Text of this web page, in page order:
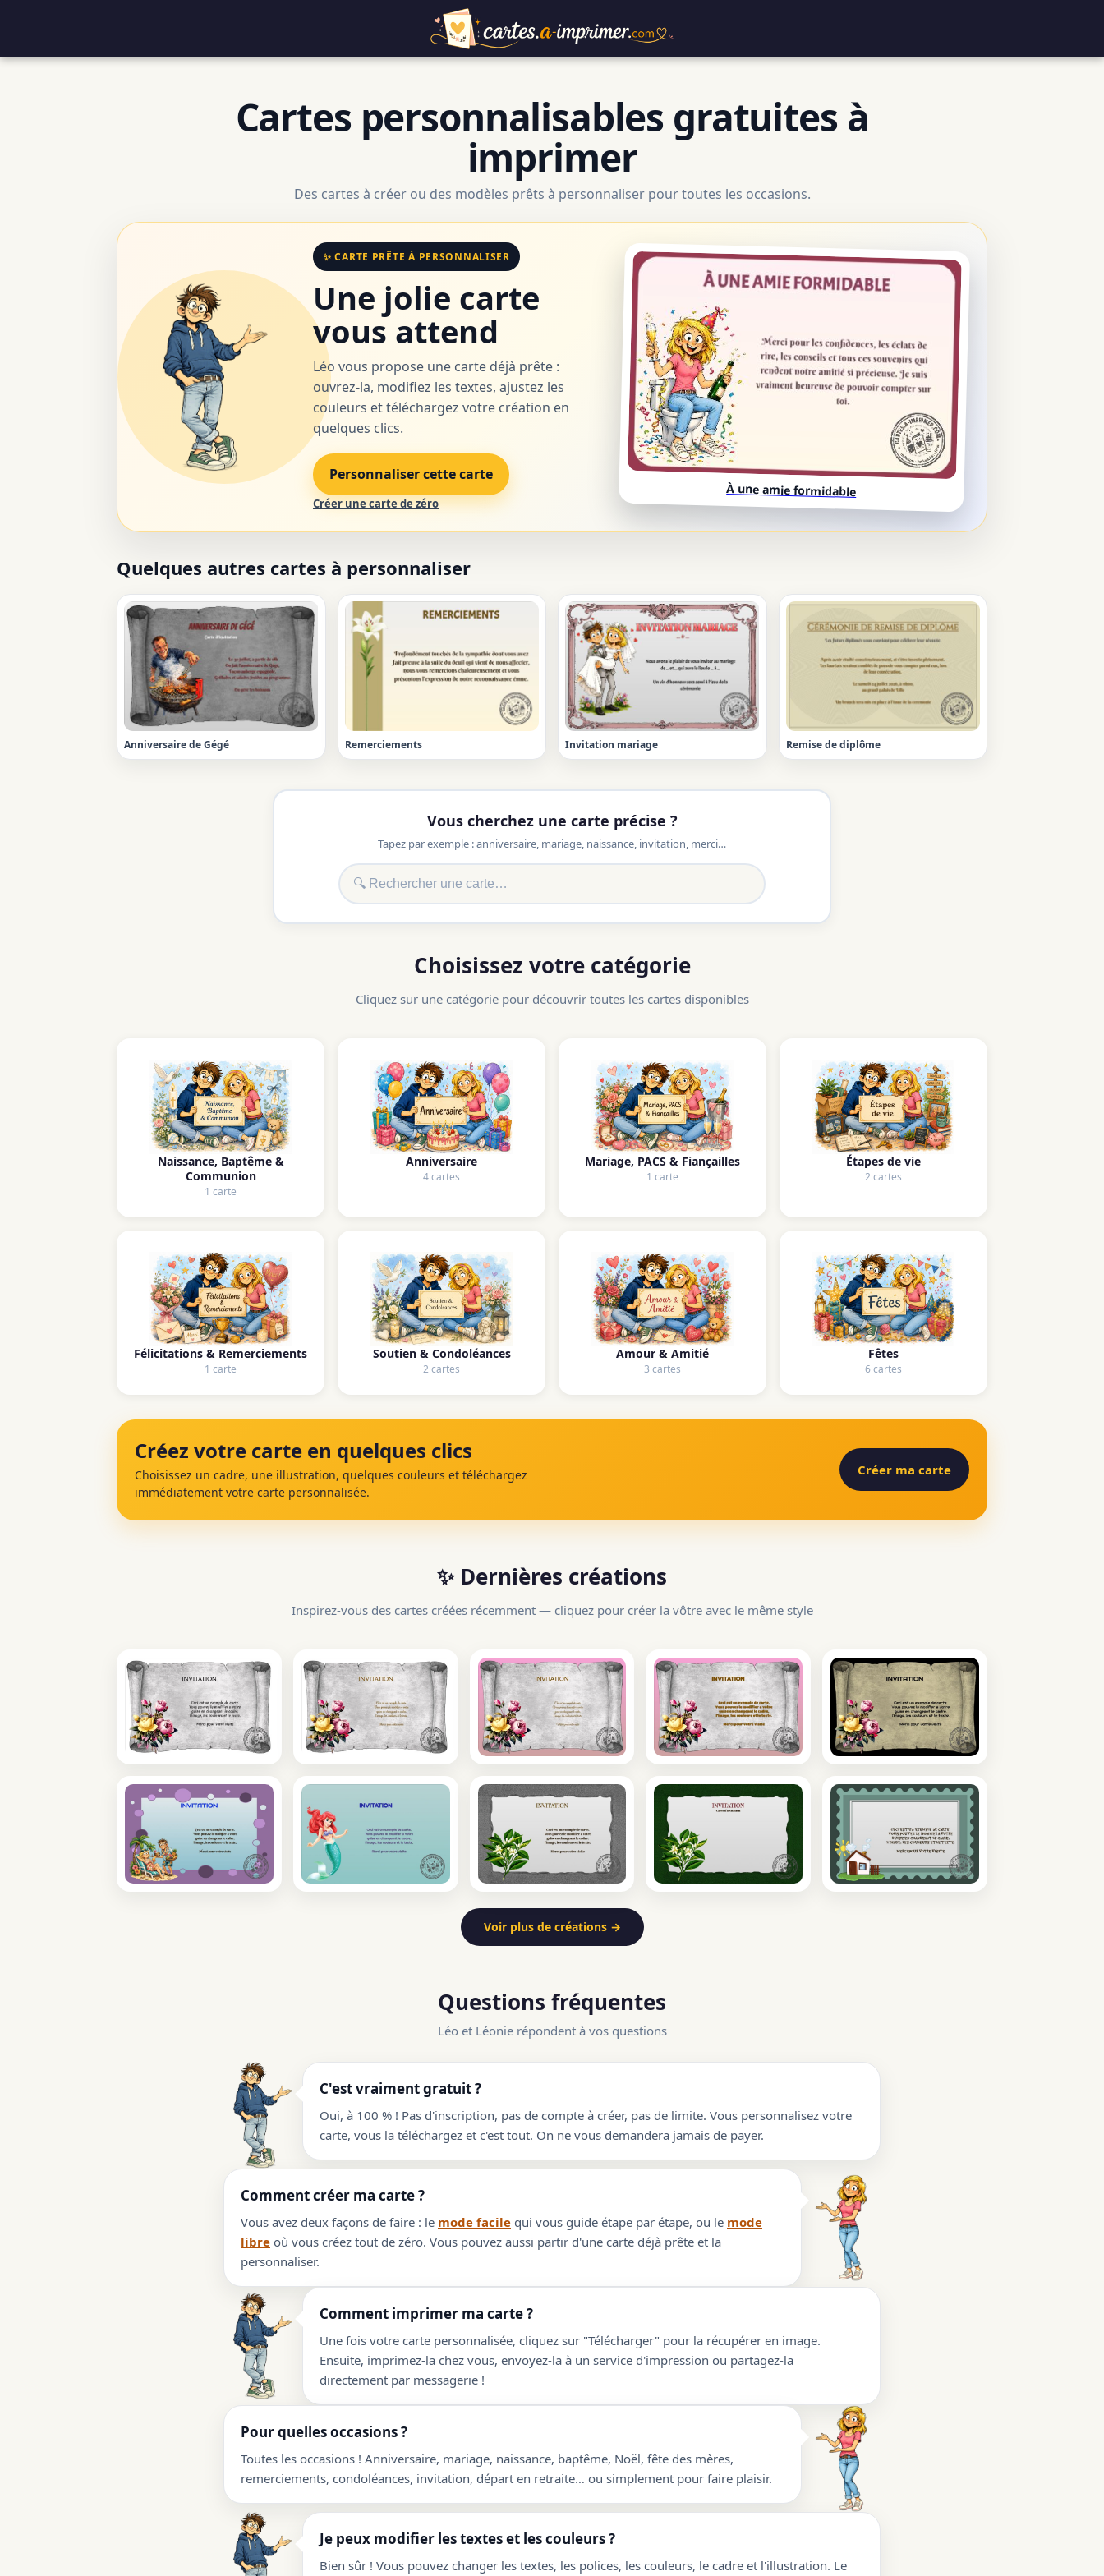
Cartes personnalisables gratuites à
imprimer
Des cartes à créer ou des modèles prêts à personnaliser pour toutes les occasions.
✨ CARTE PRÊTE À PERSONNALISER
Une jolie carte
vous attend
Léo vous propose une carte déjà prête :
ouvrez-la, modifiez les textes, ajustez les
couleurs et téléchargez votre création en
quelques clics.
Personnaliser cette carte
Créer une carte de zéro
À une amie formidable
Quelques autres cartes à personnaliser
Anniversaire de Gégé Remerciements Invitation mariage Remise de diplôme
Vous cherchez une carte précise ?
Tapez par exemple : anniversaire, mariage, naissance, invitation, merci…
Choisissez votre catégorie
Cliquez sur une catégorie pour découvrir toutes les cartes disponibles
Naissance, Baptême &
Communion
1 carte
Anniversaire
4 cartes
Mariage, PACS & Fiançailles
1 carte
Étapes de vie
2 cartes
Félicitations & Remerciements
1 carte
Soutien & Condoléances
2 cartes
Amour & Amitié
3 cartes
Fêtes
6 cartes
Créez votre carte en quelques clics
Choisissez un cadre, une illustration, quelques couleurs et téléchargez
immédiatement votre carte personnalisée.
Créer ma carte
✨ Dernières créations
Inspirez-vous des cartes créées récemment — cliquez pour créer la vôtre avec le même style
Voir plus de créations →
Questions fréquentes
Léo et Léonie répondent à vos questions
C'est vraiment gratuit ?
Oui, à 100 % ! Pas d'inscription, pas de compte à créer, pas de limite. Vous personnalisez votre
carte, vous la téléchargez et c'est tout. On ne vous demandera jamais de payer.
Comment créer ma carte ?
Vous avez deux façons de faire : le mode facile qui vous guide étape par étape, ou le mode
libre où vous créez tout de zéro. Vous pouvez aussi partir d'une carte déjà prête et la
personnaliser.
Comment imprimer ma carte ?
Une fois votre carte personnalisée, cliquez sur "Télécharger" pour la récupérer en image.
Ensuite, imprimez-la chez vous, envoyez-la à un service d'impression ou partagez-la
directement par messagerie !
Pour quelles occasions ?
Toutes les occasions ! Anniversaire, mariage, naissance, baptême, Noël, fête des mères,
remerciements, condoléances, invitation, départ en retraite… ou simplement pour faire plaisir.
Je peux modifier les textes et les couleurs ?
Bien sûr ! Vous pouvez changer les textes, les polices, les couleurs, le cadre et l'illustration. Le